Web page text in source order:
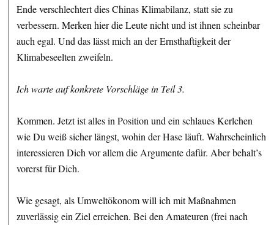
Ende verschlechtert dies Chinas Klimabilanz, statt sie zu
verbessern. Merken hier die Leute nicht und ist ihnen scheinbar
auch egal. Und das lässt mich an der Ernsthaftigkeit der
Klimabeseelten zweifeln.
Ich warte auf konkrete Vorschläge in Teil 3.
Kommen. Jetzt ist alles in Position und ein schlaues Kerlchen
wie Du weiß sicher längst, wohin der Hase läuft. Wahrscheinlich
interessieren Dich vor allem die Argumente dafür. Aber behalt’s
vorerst für Dich.
Wie gesagt, als Umweltökonom will ich mit Maßnahmen
zuverlässig ein Ziel erreichen. Bei den Amateuren (frei nach